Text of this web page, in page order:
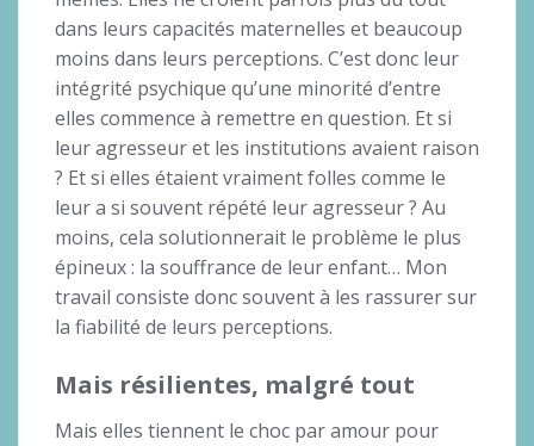
dans leurs capacités maternelles et beaucoup
moins dans leurs perceptions. C’est donc leur
intégrité psychique qu’une minorité d’entre
elles commence à remettre en question. Et si
leur agresseur et les institutions avaient raison
? Et si elles étaient vraiment folles comme le
leur a si souvent répété leur agresseur ? Au
moins, cela solutionnerait le problème le plus
épineux : la souffrance de leur enfant… Mon
travail consiste donc souvent à les rassurer sur
la fiabilité de leurs perceptions.
Mais résilientes, malgré tout
Mais elles tiennent le choc par amour pour